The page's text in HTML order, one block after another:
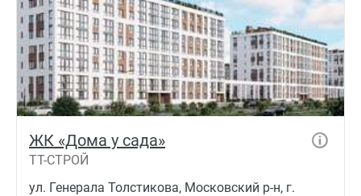
ЖК «Дома у сада»
ТТ-СТРОЙ
ул. Генерала Толстикова, Московский р-н, г.